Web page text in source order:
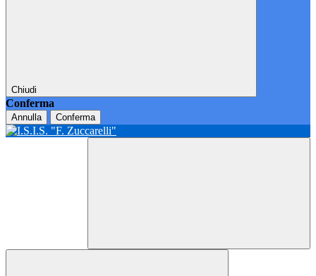
Chiudi
Conferma
Annulla Conferma